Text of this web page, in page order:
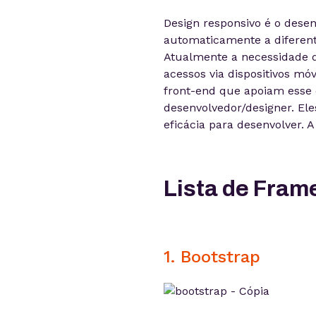
Design responsivo é o
automaticamente a
Atualmente a necessidade
acessos via dispositivos
front-end que apoiam
desenvolvedor/designer.
eficácia para desenvolver.
Lista de
1. Bootstrap